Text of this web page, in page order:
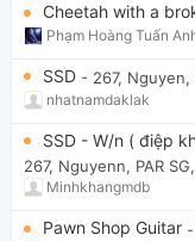
Cheetah with a
Phạm Hoàng Tuấn
SSD - 267, Nguyen,
nhatnamdaklak
SSD - W/n ( điệp
267, Nguyenn, PAR
Minhkhangmdb
Pawn Shop Guitar